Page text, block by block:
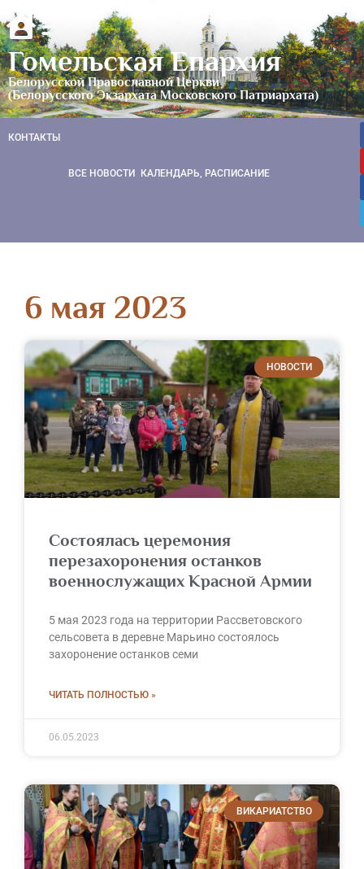
Гомельская Епархия
Белорусской Православной Церкви
(Белорусского Экзархата Московского Патриархата)
КОНТАКТЫ
ВСЕ НОВОСТИ КАЛЕНДАРЬ, РАСПИСАНИЕ
6 мая 2023
НОВОСТИ
Состоялась церемония
перезахоронения останков
военнослужащих Красной Армии
5 мая 2023 года на территории Рассветовского
сельсовета в деревне Марьино состоялось
захоронение останков семи
ЧИТАТЬ ПОЛНОСТЬЮ »
06.05.2023
ВИКАРИАТСТВО